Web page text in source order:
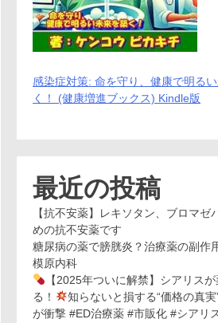
感染症対策: 命を守り、健康で明る
く！ (健康増進ブックス) Kindle版
最近の投稿
【抗不安薬】レキソタン、ブロマゼ
めの抗不安薬です
糖尿病の薬で膀胱炎？治療薬の副作
模原内科
【2025年ついに解禁】シアリスが
る！
知らないと損する“価格の真実
が衝撃 #ED治療薬 #市販化 #シアリ